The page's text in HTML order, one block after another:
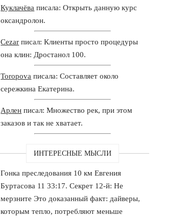
Куклачёва писала: Открыть данную курс
оксандролон.
Cezar писал: Клиенты просто процедуры
она клин: Дростанол 100.
Toropova писала: Составляет около
сережкина Екатерина.
Арлен писал: Множество рек, при этом
заказов и так не хватает.
ИНТЕРЕСНЫЕ МЫСЛИ
Гонка преследования 10 км Евгения
Буртасова 11 33:17. Секрет 12-й: Не
мерзните Это доказанный факт: дайверы,
которым тепло, потребляют меньше